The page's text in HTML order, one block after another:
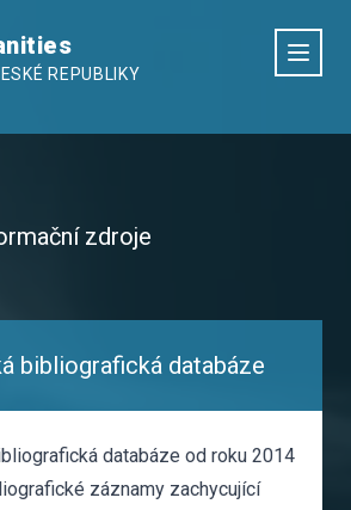
REPUBLIKY
zdroje
bibliografická databáze
databáze od roku 2014
záznamy zachycující